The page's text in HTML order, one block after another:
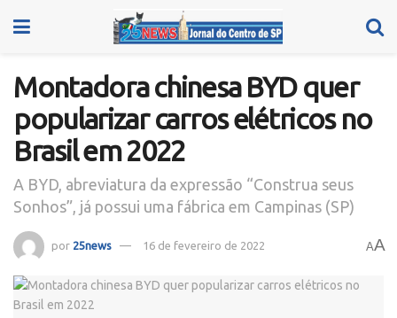
Montadora chinesa BYD quer
popularizar carros elétricos no
Brasil em 2022
A BYD, abreviatura da expressão “Construa seus
Sonhos”, já possui uma fábrica em Campinas (SP)
por 25news 16 de fevereiro de 2022 AA